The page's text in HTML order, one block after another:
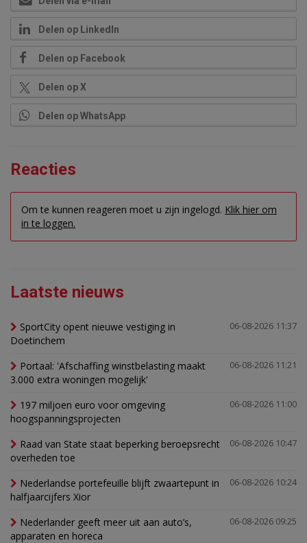
Delen op LinkedIn
Delen op Facebook
Delen op X
Delen op WhatsApp
Reacties
Om te kunnen reageren moet u zijn ingelogd. Klik hier om
in te loggen.
Laatste nieuws
06-08-2026 11:37
SportCity opent nieuwe vestiging in
Doetinchem
06-08-2026 11:21
Portaal: 'Afschaffing winstbelasting maakt
3.000 extra woningen mogelijk'
06-08-2026 11:00
197 miljoen euro voor omgeving
hoogspanningsprojecten
06-08-2026 10:47
Raad van State staat beperking beroepsrecht
overheden toe
06-08-2026 10:24
Nederlandse portefeuille blijft zwaartepunt in
halfjaarcijfers Xior
06-08-2026 09:25
Nederlander geeft meer uit aan auto’s,
apparaten en horeca